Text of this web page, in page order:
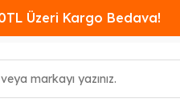
Üzeri Kargo Bedava!